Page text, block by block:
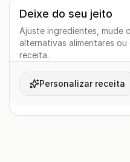
Deixe do seu jeito
Ajuste ingredientes, mude
alternativas alimentares ou
receita.
Personalizar receita